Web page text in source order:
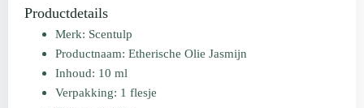
Productdetails
Merk: Scentulp
Productnaam: Etherische Olie Jasmijn
Inhoud: 10 ml
Verpakking: 1 flesje